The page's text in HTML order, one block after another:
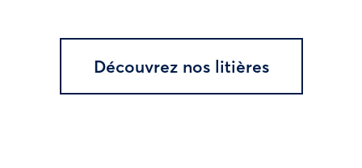
Découvrez nos litières